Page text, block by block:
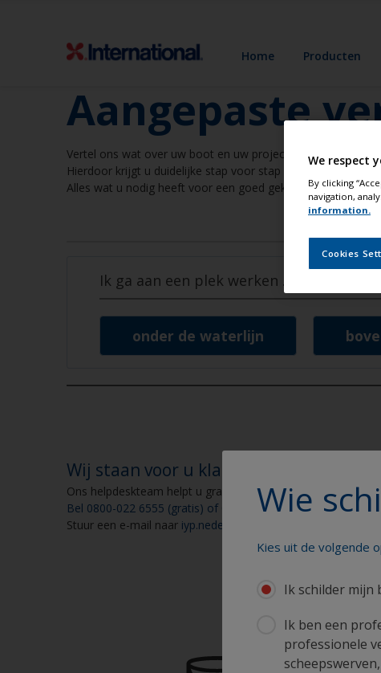
Home Producten
Aangepaste
Vertel ons wat over uw boot en uw project en wij maken
Hierdoor krijgt u duidelijke stap voor stap instructies,
Alles wat u nodig heeft voor een goed geklaarde klus.
Ik ga aan een plek werken ...
onder de waterlijn
Wij staan voor u klaar
Ons helpdeskteam helpt u graag op weekdagen van 9.00
Bel 0800-022 6555 (gratis) of 0031-(0)71-3085300 (niet gratis)
Stuur een e-mail naar iyp.nederland@akzonobel.com
Wie
Kies uit de volgende
Ik schilder mijn
Ik ben een
professionele
We respect
By clicking
navigation,
information.
Cookies